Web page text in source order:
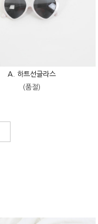
A. 하트선글라스
(품절)